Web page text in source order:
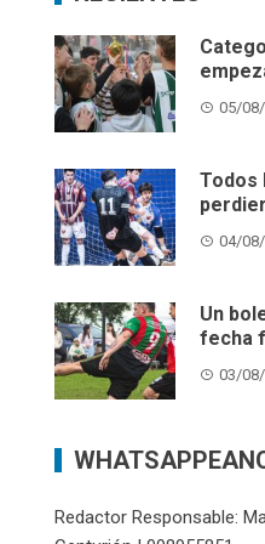
05/
Todos
04/
Un
fecha
03/
Redactor Responsable: